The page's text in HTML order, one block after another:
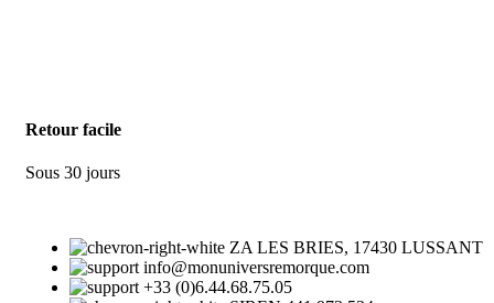
Retour facile
Sous 30 jours
ZA LES BRIES, 17430 LUSSANT
info@monuniversremorque.com
+33 (0)6.44.68.75.05